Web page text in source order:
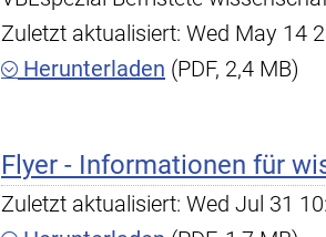
Zuletzt aktualisiert: Wed May 14
Herunterladen (PDF, 2,4 MB)
Flyer - Informationen für
Zuletzt aktualisiert: Wed Jul 31